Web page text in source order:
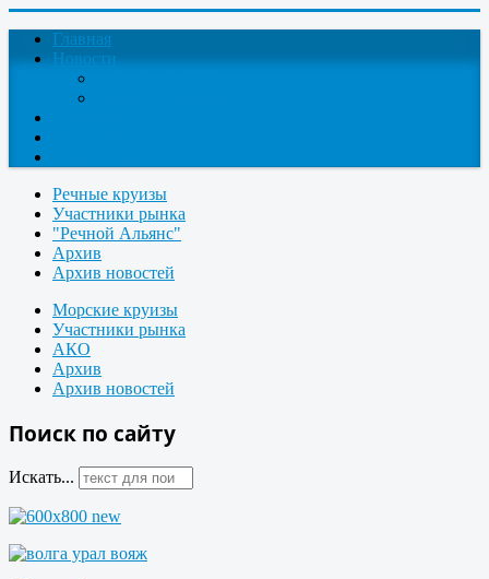
Главная
Новости
Речные круизы
Участники рынка
"Речной Альянс"
Архив
Архив новостей
Морские круизы
Участники рынка
АКО
Архив
Архив новостей
Поиск по сайту
Искать...